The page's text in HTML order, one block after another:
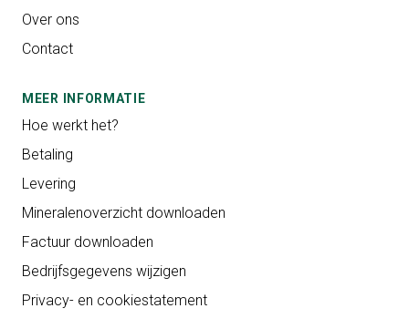
Over ons
Contact
MEER INFORMATIE
Hoe werkt het?
Betaling
Levering
Mineralenoverzicht downloaden
Factuur downloaden
Bedrijfsgegevens wijzigen
Privacy- en cookiestatement